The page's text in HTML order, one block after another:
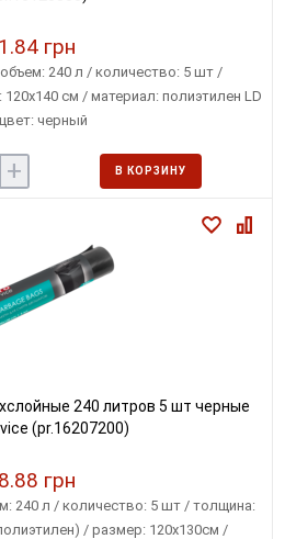
грн
240 л / количество: 5 шт /
см / материал: полиэтилен LD
черный
+ В КОРЗИНУ
240 литров 5 шт черные
(pr.16207200)
грн
240 л / количество: 5 шт / толщина:
/ размер: 120х130см /